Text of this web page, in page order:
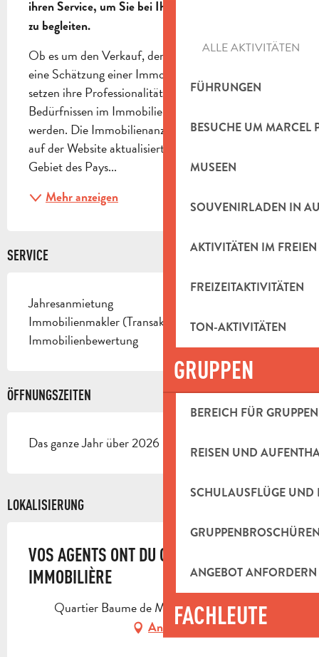
ALLE AKTIVITÄTEN
FÜHRUNGEN
BESUCHE UM MARCEL
MUSEEN
SOUVENIRLADEN IN
AKTIVITÄTEN IM FREIEN
FREIZEITAKTIVITÄTEN
TON-AKTIVITÄTEN
GRUPPEN
BEREICH FÜR GRUPPEN
REISEN UND
SCHULAUSFLÜGE UND
ANGEBOT ANFORDERN
FACHLEUTE
ihren Service, um Sie bei Ihren Immobilienprojekten
zu begleiten.
Ob es um den Verkauf, den Kauf, die Miete oder
eine Schätzung einer Immobilie geht, die Agenten
setzen ihre Professionalität ein, um Ihren
Bedürfnissen im Immobilienbereich gerecht zu
werden. Die Immobilienanzeigen werden regelmäßig
auf der Website aktualisiert. Die Makler sind im
Gebiet des Pays...
Mehr anzeigen
SERVICE
Jahresanmietung
Immobilienmakler (Transaktionen)
Immobilienbewertung
ÖFFNUNGSZEITEN
Das ganze Jahr über 2026 - Geöffnet jeden tag
LOKALISIERUNG
VOS AGENTS ONT DU CŒUR - AGENCE
IMMOBILIÈRE
Quartier Baume de Marron, 13124 Peypin
Anfahrt